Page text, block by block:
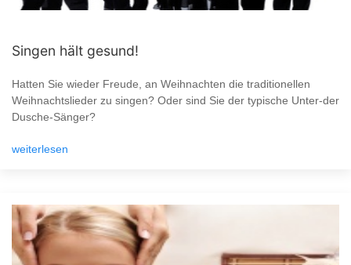
Singen hält gesund!
Hatten Sie wieder Freude, an Weihnachten die traditionellen
Weihnachtslieder zu singen? Oder sind Sie der typische Unter-der
Dusche-Sänger?
weiterlesen